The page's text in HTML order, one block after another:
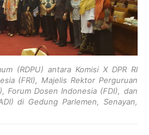
(RDPU) antara Komisi X DPR RI
(FRI), Majelis Rektor Perguruan
Forum Dosen Indonesia (FDI), dan
di Gedung Parlemen, Senayan,